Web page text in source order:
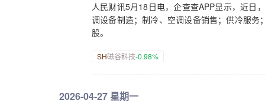
人民财讯5月18日电，企查查APP显示，近日
调设备制造；制冷、空调设备销售；供冷服
股。
SH磁谷科技-0.98%
2026-04-27 星期一